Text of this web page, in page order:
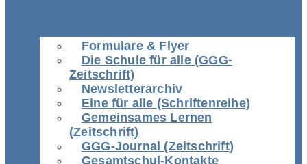
Formulare & Flyer
Die Schule für alle (GGG-
Zeitschrift)
Newsletterarchiv
Eine für alle (Schriftenreihe)
Gemeinsames Lernen
(Zeitschrift)
GGG-Journal (Zeitschrift)
Gesamtschul-Kontakte